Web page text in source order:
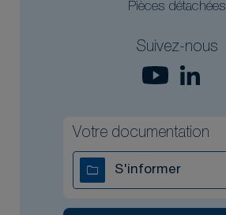
Pièces détachées
Suivez-nous
Votre documentation
S'informer